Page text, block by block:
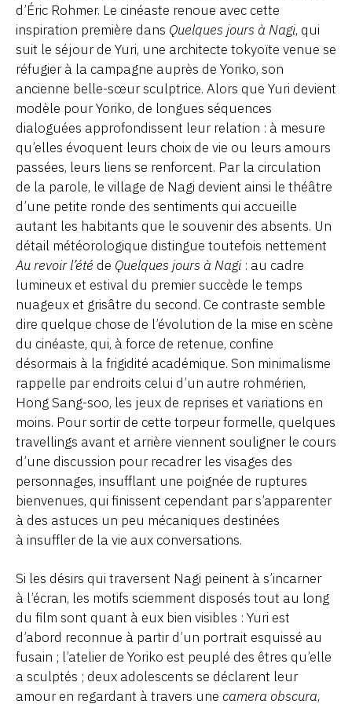
d’Éric Rohmer. Le cinéaste renoue avec cette
inspiration première dans Quelques jours à Nagi, qui
suit le séjour de Yuri, une architecte tokyoïte venue se
réfugier à la campagne auprès de Yoriko, son
ancienne belle-sœur sculptrice. Alors que Yuri devient
modèle pour Yoriko, de longues séquences
dialoguées approfondissent leur relation : à mesure
qu’elles évoquent leurs choix de vie ou leurs amours
passées, leurs liens se renforcent. Par la circulation
de la parole, le village de Nagi devient ainsi le théâtre
d’une petite ronde des sentiments qui accueille
autant les habitants que le souvenir des absents. Un
détail météorologique distingue toutefois nettement
Au revoir l’été de Quelques jours à Nagi: au cadre
lumineux et estival du premier succède le temps
nuageux et grisâtre du second. Ce contraste semble
dire quelque chose de l’évolution de la mise en scène
du cinéaste, qui, à force de retenue, confine
désormais à la frigidité académique. Son minimalisme
rappelle par endroits celui d’un autre rohmérien,
Hong Sang-soo, les jeux de reprises et variations en
moins. Pour sortir de cette torpeur formelle, quelques
travellings avant et arrière viennent souligner le cours
d’une discussion pour recadrer les visages des
personnages, insufflant une poignée de ruptures
bienvenues, qui finissent cependant par s’apparenter
à des astuces un peu mécaniques destinées
à insuffler de la vie aux conversations.
Si les désirs qui traversent Nagi peinent à s’incarner
à l’écran, les motifs sciemment disposés tout au long
du film sont quant à eux bien visibles : Yuri est
d’abord reconnue à partir d’un portrait esquissé au
fusain ; l’atelier de Yoriko est peuplé des êtres qu’elle
a sculptés ; deux adolescents se déclarent leur
amour en regardant à travers une camera obscura,